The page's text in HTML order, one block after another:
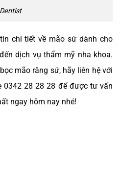
Dentist
chi tiết về mão sứ dành cho
dịch vụ thẩm mỹ nha khoa.
mão răng sứ, hãy liên hệ với
28 28 28 để được tư vấn
ngay hôm nay nhé!